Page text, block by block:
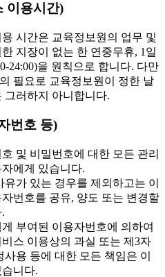
이용시간)
시간은 교육정보원의 업무 및
지장이 없는 한 연중무휴, 1일
24:00)을 원칙으로 합니다. 다만
필요로 교육정보원이 정한 날
그러하지 아니합니다.
번호 등)
및 비밀번호에 대한 모든 관리
에게 있습니다.
가 있는 경우를 제외하고는 이
번호를 공유, 양도 또는 변경할
부여된 이용자번호에 의하여
스 이용상의 과실 또는 제3자
사용 등에 대한 모든 책임은 이
니다.